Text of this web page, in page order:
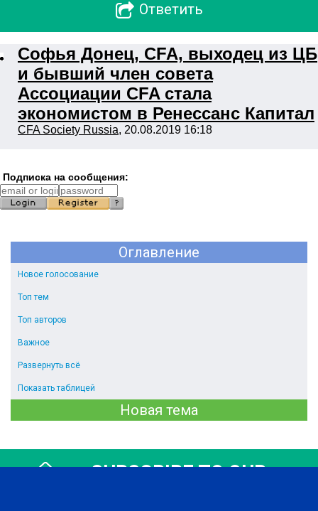
Oтветить
Софья Донец, CFA, выходец из ЦБ
и бывший член совета
Ассоциации CFA стала
экономистом в Ренессанс Капитал
CFA Society Russia, 20.08.2019 16:18
Подписка на сообщения:
Оглавление
Новое голосование
Топ тем
Топ авторов
Важное
Развернуть всё
Показать таблицей
Новая тема
SUBSCRIBE TO OUR